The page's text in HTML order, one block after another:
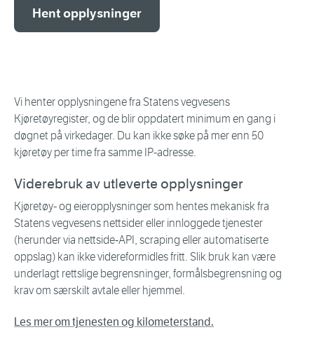
Hent opplysninger
Vi henter opplysningene fra Statens vegvesens
Kjøretøyregister, og de blir oppdatert minimum en gang i
døgnet på virkedager. Du kan ikke søke på mer enn 50
kjøretøy per time fra samme IP-adresse.
Viderebruk av utleverte opplysninger
Kjøretøy- og eieropplysninger som hentes mekanisk fra
Statens vegvesens nettsider eller innloggede tjenester
(herunder via nettside‑API, scraping eller automatiserte
oppslag) kan ikke videreformidles fritt. Slik bruk kan være
underlagt rettslige begrensninger, formålsbegrensning og
krav om særskilt avtale eller hjemmel.
Les mer om tjenesten og kilometerstand.